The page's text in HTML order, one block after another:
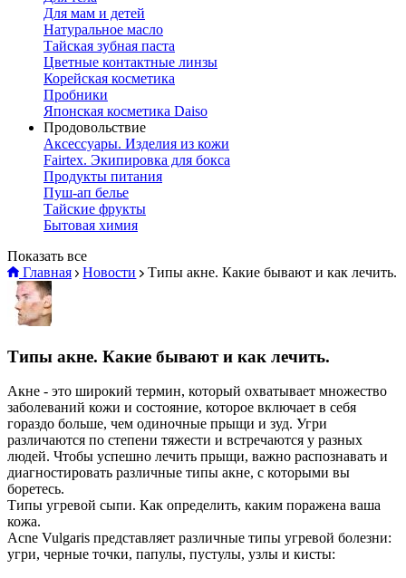
Для мам и детей
Натуральное масло
Тайская зубная паста
Цветные контактные линзы
Корейская косметика
Пробники
Японская косметика Daiso
Продовольствие
Аксессуары. Изделия из кожи
Fairtex. Экипировка для бокса
Продукты питания
Пуш-ап белье
Тайские фрукты
Бытовая химия
Показать все
Главная
Новости Типы акне. Какие бывают и как лечить.
Типы акне. Какие бывают и как лечить.
Акне - это широкий термин, который охватывает множество
заболеваний кожи и состояние, которое включает в себя
гораздо больше, чем одиночные прыщи и зуд. Угри
различаются по степени тяжести и встречаются у разных
людей. Чтобы успешно лечить прыщи, важно распознавать и
диагностировать различные типы акне, с которыми вы
боретесь.
Типы угревой сыпи. Как определить, каким поражена ваша
кожа.
Acne Vulgaris представляет различные типы угревой болезни:
угри, черные точки, папулы, пустулы, узлы и кисты: